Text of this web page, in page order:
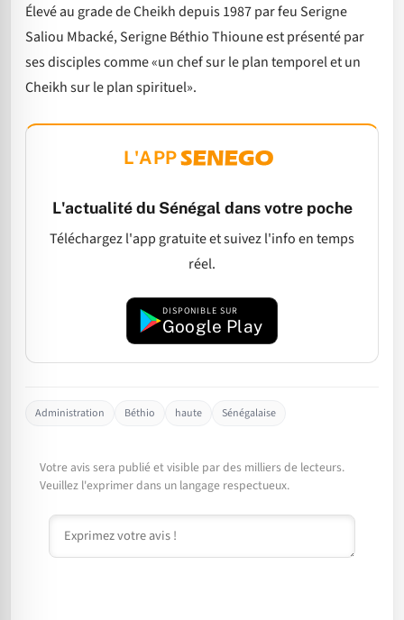
Élevé au grade de Cheikh depuis 1987 par feu Serigne
Saliou Mbacké, Serigne Béthio Thioune est présenté par
ses disciples comme «un chef sur le plan temporel et un
Cheikh sur le plan spirituel».
L'APP
L'actualité du Sénégal dans votre poche
Téléchargez l'app gratuite et suivez l'info en temps
réel.
DISPONIBLE SUR
Google Play
Administration Béthio haute Sénégalaise
Votre avis sera publié et visible par des milliers de lecteurs.
Veuillez l'exprimer dans un langage respectueux.
Commentaire